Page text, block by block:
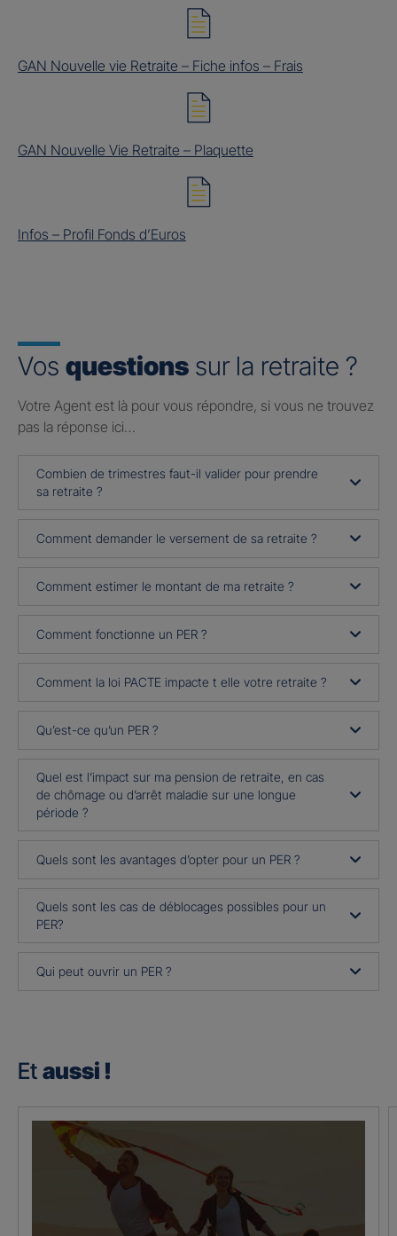
GAN Nouvelle vie Retraite – Fiche infos – Frais
GAN Nouvelle Vie Retraite – Plaquette
Infos – Profil Fonds d’Euros
Vos questions sur la retraite ?
Votre Agent est là pour vous répondre, si vous ne trouvez
pas la réponse ici…
Combien de trimestres faut-il valider pour prendre
sa retraite ?
Comment demander le versement de sa retraite ?
Comment estimer le montant de ma retraite ?
Comment fonctionne un PER ?
Comment la loi PACTE impacte t elle votre retraite ?
Qu’est-ce qu’un PER ?
Quel est l’impact sur ma pension de retraite, en cas
de chômage ou d’arrêt maladie sur une longue
période ?
Quels sont les avantages d’opter pour un PER ?
Quels sont les cas de déblocages possibles pour un
PER?
Qui peut ouvrir un PER ?
Et aussi !